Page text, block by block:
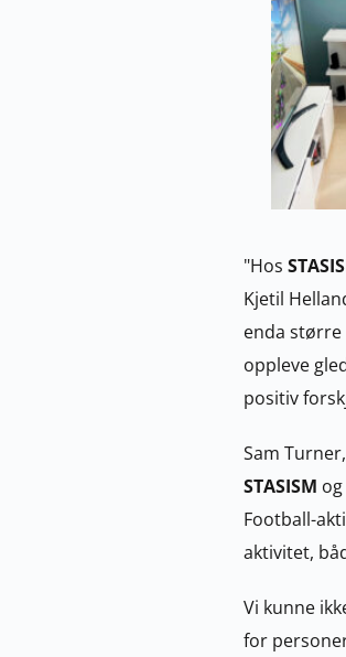
"Hos
Kjetil
enda
oppleve
positiv
STASISM
Football-
aktivitet,
Vi kunne
for